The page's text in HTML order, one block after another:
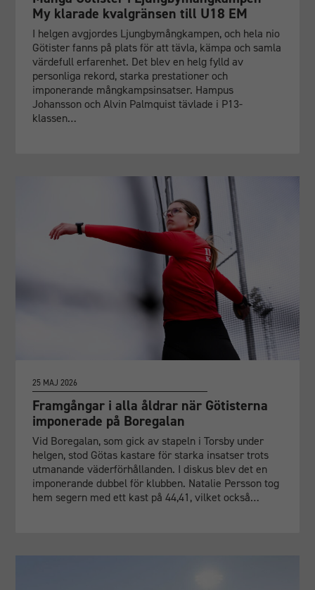
My klarade kvalgränsen till U18 EM
I helgen avgjordes Ljungbymångkampen, och hela nio
Götister fanns på plats för att tävla, kämpa och samla
värdefull erfarenhet. Det blev en helg fylld av
personliga rekord, starka prestationer och
imponerande mångkampsinsatser. Hampus
Johansson och Alvin Palmquist tävlade i P13-
klassen…
25 MAJ 2026
Framgångar i alla åldrar när Götisterna
imponerade på Boregalan
Vid Boregalan, som gick av stapeln i Torsby under
helgen, stod Götas kastare för starka insatser trots
utmanande väderförhållanden. I diskus blev det en
imponerande dubbel för klubben. Natalie Persson tog
hem segern med ett kast på 44,41, vilket också…
hemsidan
används.
Upplevelse
För att vår
hemsida ska
besök. Om
du nekar
dessa
cookies
kommer viss
funktionalitet
att försvinna
från
hemsidan.